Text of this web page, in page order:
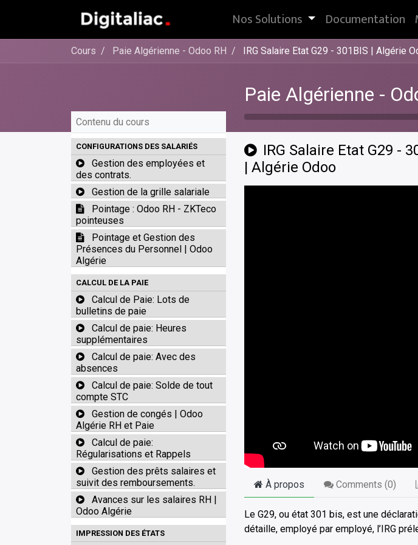
Nos Solutions Documentation
Cours Paie Algérienne - Odoo RH IRG Salaire Etat G29 - 301BIS | Algérie
Paie Algérienne -
Contenu du cours
CONFIGURATIONS DES SALARIÉS
Gestion des employées et
des contrats.
Gestion de la grille salariale
Pointage : Odoo RH - ZKTeco
pointeuses
Pointage et Gestion des
Présences du Personnel | Odoo
Algérie
CALCUL DE LA PAIE
Calcul de Paie: Lots de
bulletins de paie
Calcul de paie: Heures
supplémentaires
Calcul de paie: Avec des
absences
Calcul de paie: Solde de tout
compte STC
Gestion de congés | Odoo
Algérie RH et Paie
Calcul de paie:
Régularisations et Rappels
Gestion des prêts salaires et
suivit des remboursements.
Avances sur les salaires RH |
Odoo Algérie
IMPRESSION DES ÉTATS
IRG Salaire Etat G29 -
| Algérie Odoo
À propos Comments (0)
Le G29, ou état 301 bis, est une
détaille, employé par employé, l’IRG